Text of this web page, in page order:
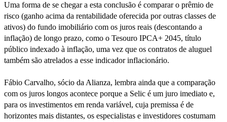
Uma forma de se chegar a esta conclusão é comparar o prêmio de
risco (ganho acima da rentabilidade oferecida por outras classes de
ativos) do fundo imobiliário com os juros reais (descontando a
inflação) de longo prazo, como o Tesouro IPCA+ 2045, título
público indexado à inflação, uma vez que os contratos de aluguel
também são atrelados a esse indicador inflacionário.
Fábio Carvalho, sócio da Alianza, lembra ainda que a comparação
com os juros longos acontece porque a Selic é um juro imediato e,
para os investimentos em renda variável, cuja premissa é de
horizontes mais distantes, os especialistas e investidores costumam